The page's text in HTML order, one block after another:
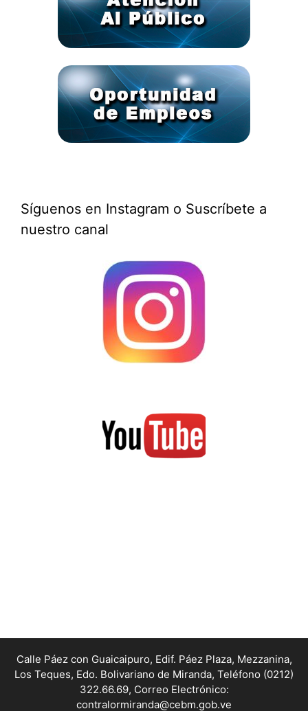
Síguenos en Instagram o Suscríbete a
nuestro canal
Calle Páez con Guaicaipuro, Edif. Páez Plaza, Mezzanina,
Los Teques, Edo. Bolivariano de Miranda, Teléfono (0212)
322.66.69, Correo Electrónico:
contralormiranda@cebm.gob.ve